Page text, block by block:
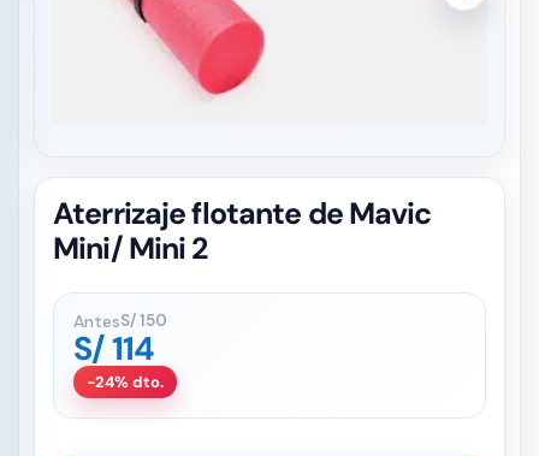
Aterrizaje flotante de Mavic
Mini/ Mini 2
AntesS/150
S/114
-24% dto.